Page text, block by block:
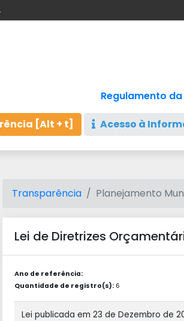
Regulamento da
[Alt + t] Acesso à
Transparência Planejamento
Lei de Diretrizes
Ano de referência:
Quantidade de registro(s): 6
Lei publicada em 23 de Dezembro de